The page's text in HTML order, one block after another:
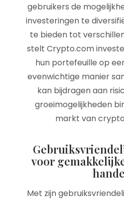
gebruikers de
investeringen te
te bieden tot
stelt Crypto.com
hun portefeuille op
evenwichtige manier
kan bijdragen aan
groeimogelijkheden
markt van
voor
Met zijn